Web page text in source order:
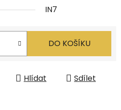
IN7
DO KOŠÍKU
Hlídat Sdílet